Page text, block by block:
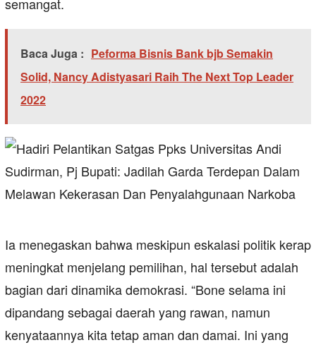
Baca Juga : Peforma Bisnis Bank bjb Semakin
Solid, Nancy Adistyasari Raih The Next Top Leader
2022
Ia menegaskan bahwa meskipun eskalasi politik kerap
meningkat menjelang pemilihan, hal tersebut adalah
bagian dari dinamika demokrasi. “Bone selama ini
dipandang sebagai daerah yang rawan, namun
kenyataannya kita tetap aman dan damai. Ini yang